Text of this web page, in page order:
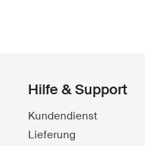
Hilfe & Support
Kundendienst
Lieferung